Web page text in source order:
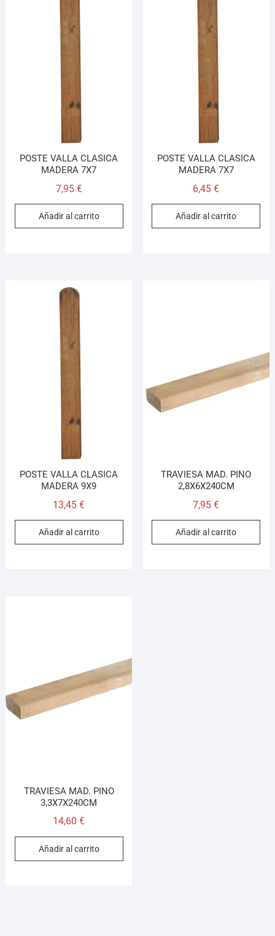
POSTE VALLA CLASICA
MADERA 7X7
7,95 €
Añadir al carrito
POSTE VALLA CLASICA
MADERA 7X7
6,45€
Añadir al carrito
POSTE VALLA CLASICA
MADERA 9X9
13,45€
Añadir al carrito
TRAVIESA MAD. PINO
2,8X6X240CM
7,95€
Añadir al carrito
TRAVIESA MAD. PINO
3,3X7X240CM
14,60€
Añadir al carrito